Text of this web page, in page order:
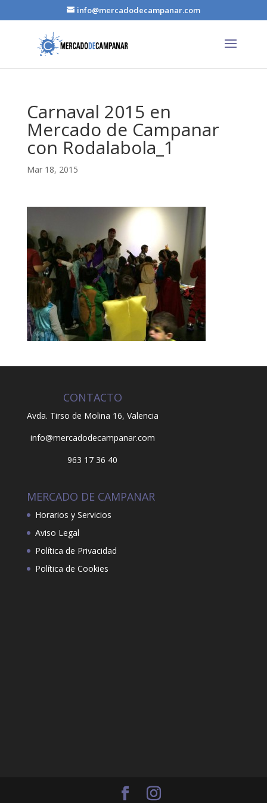
info@mercadodecampanar.com
Carnaval 2015 en
Mercado de Campanar
con Rodalabola_1
Mar 18, 2015
CONTACTO
Avda. Tirso de Molina 16, Valencia
info@mercadodecampanar.com
963 17 36 40
MERCADO DE CAMPANAR
Horarios y Servicios
Aviso Legal
Política de Privacidad
Política de Cookies